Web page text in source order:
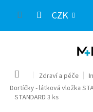
CZK
Domů Zdraví a péče
Dortíčky - látková vložka
STANDARD 3 ks